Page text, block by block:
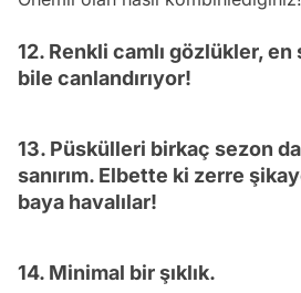
12. Renkli camlı gözlükler, en
bile canlandırıyor!
13. Püskülleri birkaç sezon
sanırım. Elbette ki zerre
baya havalılar!
14. Minimal bir şıklık.